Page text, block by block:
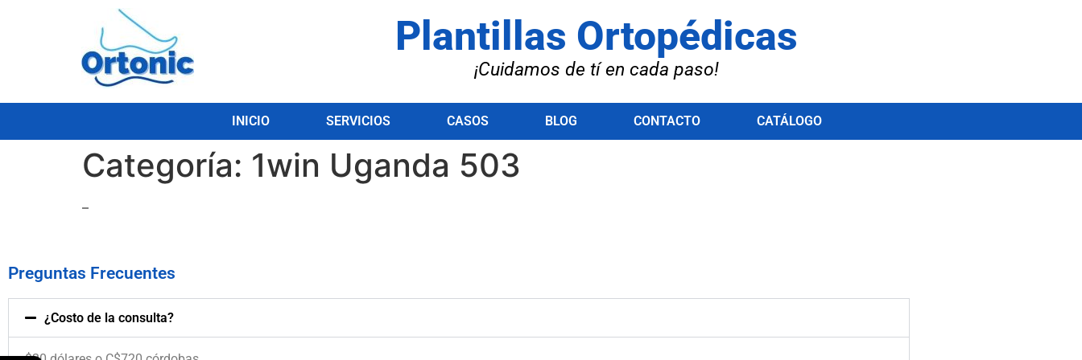
Plantillas Ortopédicas
¡Cuidamos de tí en cada paso!
INICIO SERVICIOS CASOS BLOG CONTACTO CATÁLOGO
Categoría: 1win Uganda 503
–
Preguntas Frecuentes
¿Costo de la consulta?